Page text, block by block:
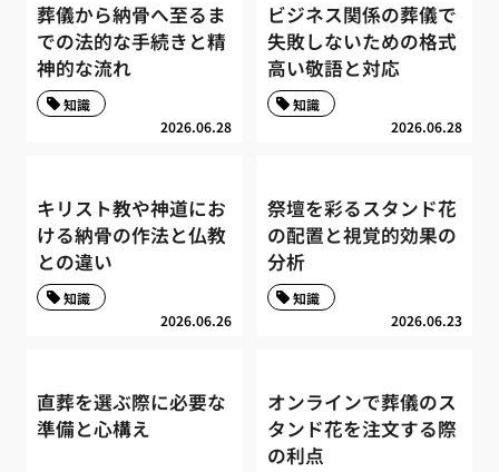
葬儀から納骨へ至るま
での法的な手続きと精
神的な流れ
2026.06.28
知識
ビジネス関係の葬儀で
失敗しないための格式
高い敬語と対応
2026.06.28
知識
キリスト教や神道にお
ける納骨の作法と仏教
との違い
2026.06.26
知識
祭壇を彩るスタンド花
の配置と視覚的効果の
分析
2026.06.23
知識
直葬を選ぶ際に必要な
準備と心構え
オンラインで葬儀のス
タンド花を注文する際
の利点